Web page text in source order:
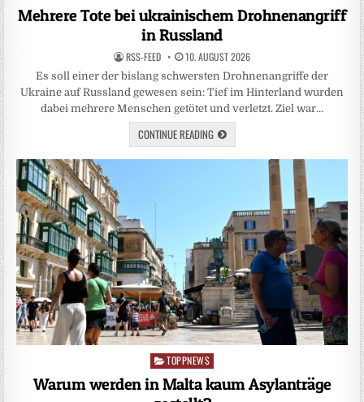
in
Mehrere Tote bei ukrainischem Drohnenangriff
in Russland
RSS-FEED 10. AUGUST 2026
Es soll einer der bislang schwersten Drohnenangriffe der
Ukraine auf Russland gewesen sein: Tief im Hinterland wurden
dabei mehrere Menschen getötet und verletzt. Ziel war…
CONTINUE READING
Posted
TOPPNEWS
Warum werden in Malta kaum Asylanträge